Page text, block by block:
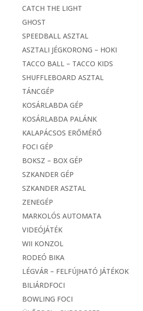
CATCH THE LIGHT
GHOST
SPEEDBALL ASZTAL
ASZTALI JÉGKORONG – HOKI
TACCO BALL – TACCO KIDS
SHUFFLEBOARD ASZTAL
TÁNCGÉP
KOSÁRLABDA GÉP
KOSÁRLABDA PALÁNK
KALAPÁCSOS ERŐMÉRŐ
FOCI GÉP
BOKSZ – BOX GÉP
SZKANDER GÉP
SZKANDER ASZTAL
ZENEGÉP
MARKOLÓS AUTOMATA
VIDEÓJÁTÉK
WII KONZOL
RODEÓ BIKA
LÉGVÁR – FELFÚJHATÓ JÁTÉKOK
BILIÁRDFOCI
BOWLING FOCI